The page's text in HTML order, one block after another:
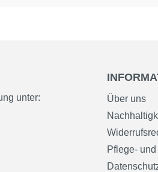
unter:
Über uns
Pflege-